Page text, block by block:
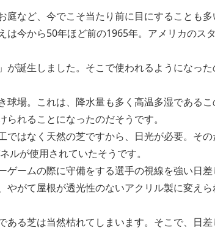
など、今でこそ当たり前に目にすることも
今から50年ほど前の1965年。アメリカのス
誕生しました。そこで使われるようになっ
場。これは、降水量も多く高温多湿である
れることになったのだそうです。
はなく天然の芝ですから、日光が必要。そ
が使用されていたそうです。
ームの際に守備をする選手の視線を強い日
やがて屋根が透光性のないアクリル製に変え
る芝は当然枯れてしまいます。そこで、日